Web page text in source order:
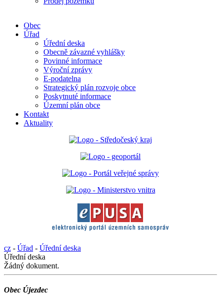
Obec
Úřad
Úřední deska
Obecně závazné vyhlášky
Povinné informace
Výroční zprávy
E-podatelna
Strategický plán rozvoje obce
Poskytnuté informace
Územní plán obce
Kontakt
Aktuality
cz - Úřad - Úřední deska
Úřední deska
Žádný dokument.
Obec Újezdec